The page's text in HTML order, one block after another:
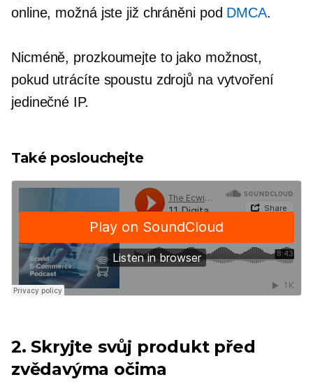
online, možná jste již chráněni pod DMCA.
Nicméně, prozkoumejte to jako možnost,
pokud utrácíte spoustu zdrojů na vytvoření
jedinečné IP.
Také poslouchejte
2. Skryjte svůj produkt před
zvědavýma očima